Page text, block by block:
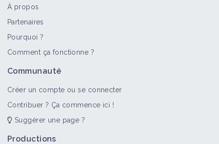
À propos
Partenaires
Pourquoi ?
Comment ça fonctionne ?
Communauté
Créer un compte ou se connecter
Contribuer ? Ça commence ici !
Suggérer une page ?
Productions